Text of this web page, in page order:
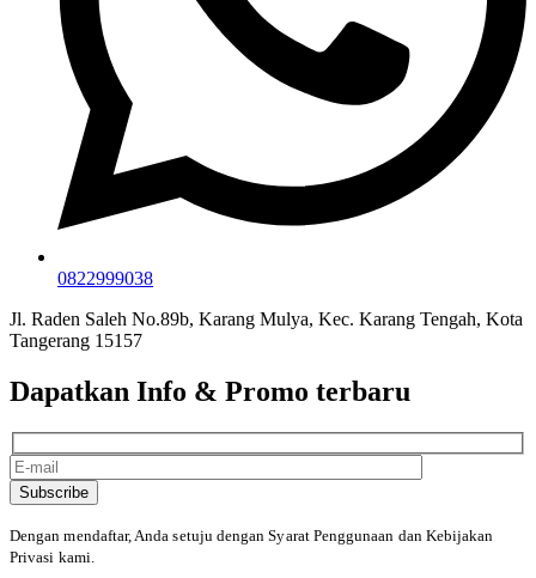
0822999038
Jl. Raden Saleh No.89b, Karang Mulya, Kec. Karang Tengah, Kota
Tangerang 15157
Dapatkan Info & Promo terbaru
Subscribe
Dengan mendaftar, Anda setuju dengan Syarat Penggunaan dan Kebijakan
Privasi kami.